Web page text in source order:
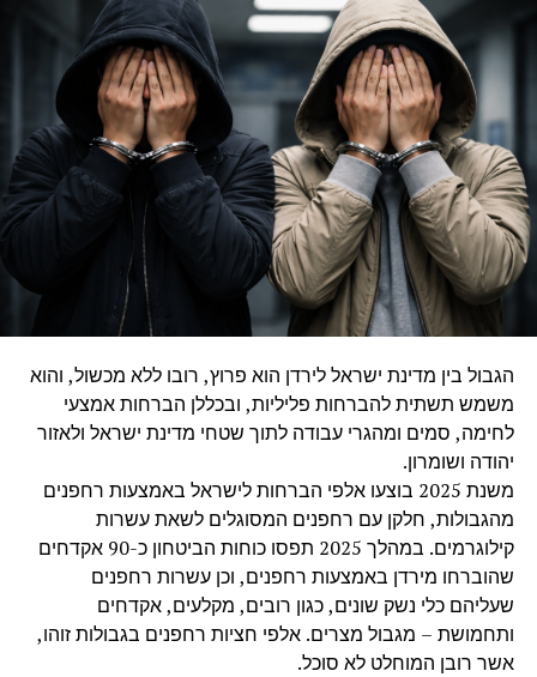
הגבול בין מדינת ישראל לירדן הוא פרוץ, רובו ללא מכשול, והוא
משמש תשתית להברחות פליליות, ובכללן הברחות אמצעי
לחימה, סמים ומהגרי עבודה לתוך שטחי מדינת ישראל ולאזור
יהודה ושומרון.
משנת 2025 בוצעו אלפי הברחות לישראל באמצעות רחפנים
מהגבולות, חלקן עם רחפנים המסוגלים לשאת עשרות
קילוגרמים. במהלך 2025 תפסו כוחות הביטחון כ-90 אקדחים
שהוברחו מירדן באמצעות רחפנים, וכן עשרות רחפנים
שעליהם כלי נשק שונים, כגון רובים, מקלעים, אקדחים
ותחמושת – מגבול מצרים. אלפי חציות רחפנים בגבולות זוהו,
אשר רובן המוחלט לא סוכל.